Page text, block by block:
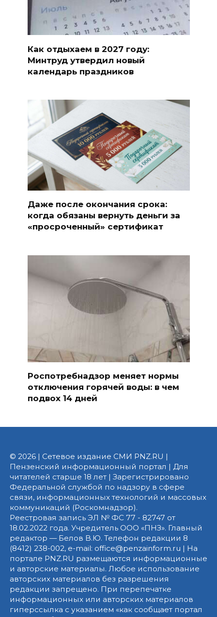
Как отдыхаем в 2027 году:
Минтруд утвердил новый
календарь праздников
Даже после окончания срока:
когда обязаны вернуть деньги за
«просроченный» сертификат
Роспотребнадзор меняет нормы
отключения горячей воды: в чем
подвох 14 дней
© 2026 | Сетевое издание СМИ PNZ.RU |
Пензенский информационный портал | Для
читателей старше 18 лет | Зарегистрировано
Федеральной службой по надзору в сфере
связи, информационных технологий и массовых
коммуникаций (Роскомнадзор).
Реестровая запись ЭЛ № ФС 77 - 82747 от
18.02.2022 года. Учредитель ООО «ПНЗ». Главный
редактор — Белов В.Ю. Телефон редакции 8
(8412) 238-002, e-mail: office@penzainform.ru | На
портале PNZ.RU размещаются информационные
и авторские материалы. Любое использование
авторских материалов без разрешения
редакции запрещено. При перепечатке
информационных или авторских материалов
гиперссылка с указанием «как сообщает портал